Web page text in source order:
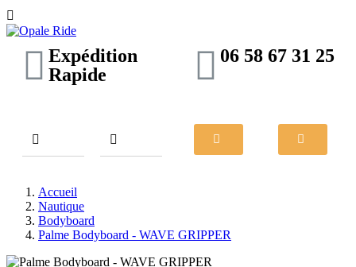

Expédition
Rapide
06 58 67 31 25
Accueil
Nautique
Bodyboard
Palme Bodyboard - WAVE GRIPPER